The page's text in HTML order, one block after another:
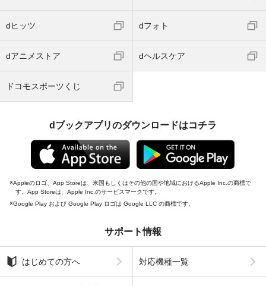
dヒッツ dフォト
dアニメストア dヘルスケア
ドコモスポーツくじ
dブックアプリのダウンロードはコチラ
Appleのロゴ、App Storeは、米国もしくはその他の国や地域におけるApple Inc.の商標で
す。App Storeは、Apple Inc.のサービスマークです。
Google Play および Google Play ロゴは Google LLC の商標です。
サポート情報
はじめての方へ 対応機種一覧